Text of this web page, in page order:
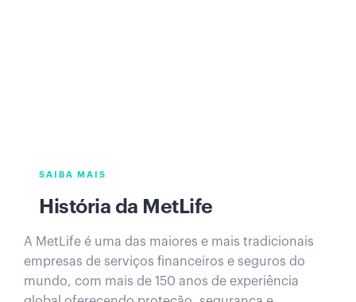
SAIBA MAIS
História da MetLife
A MetLife é uma das maiores e mais tradicionais
empresas de serviços financeiros e seguros do
mundo, com mais de 150 anos de experiência